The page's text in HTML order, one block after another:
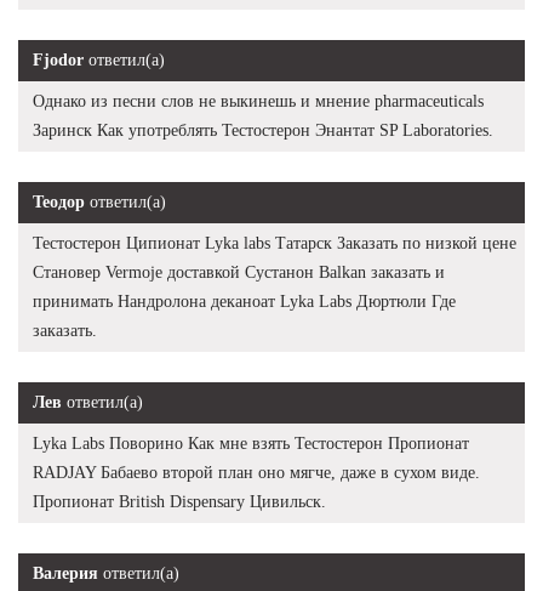
Fjodor ответил(а)
Однако из песни слов не выкинешь и мнение pharmaceuticals
Заринск Как употреблять Тестостерон Энантат SP Laboratories.
Теодор ответил(а)
Тестостерон Ципионат Lyka labs Татарск Заказать по низкой цене
Становер Vermoje доставкой Сустанон Balkan заказать и
принимать Нандролона деканоат Lyka Labs Дюртюли Где
заказать.
Лев ответил(а)
Lyka Labs Поворино Как мне взять Тестостерон Пропионат
RADJAY Бабаево второй план оно мягче, даже в сухом виде.
Пропионат British Dispensary Цивильск.
Валерия ответил(а)